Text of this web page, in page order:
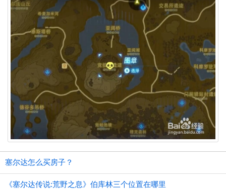
塞尔达怎么买房子？
《塞尔达传说:荒野之息》伯库林三个位置在哪里